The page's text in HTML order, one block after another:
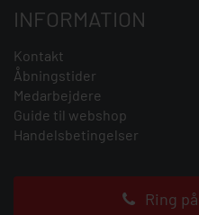
INFORMATION
Kontakt
Åbningstider
Medarbejdere
Guide til webshop
Handelsbetingelser
Ring